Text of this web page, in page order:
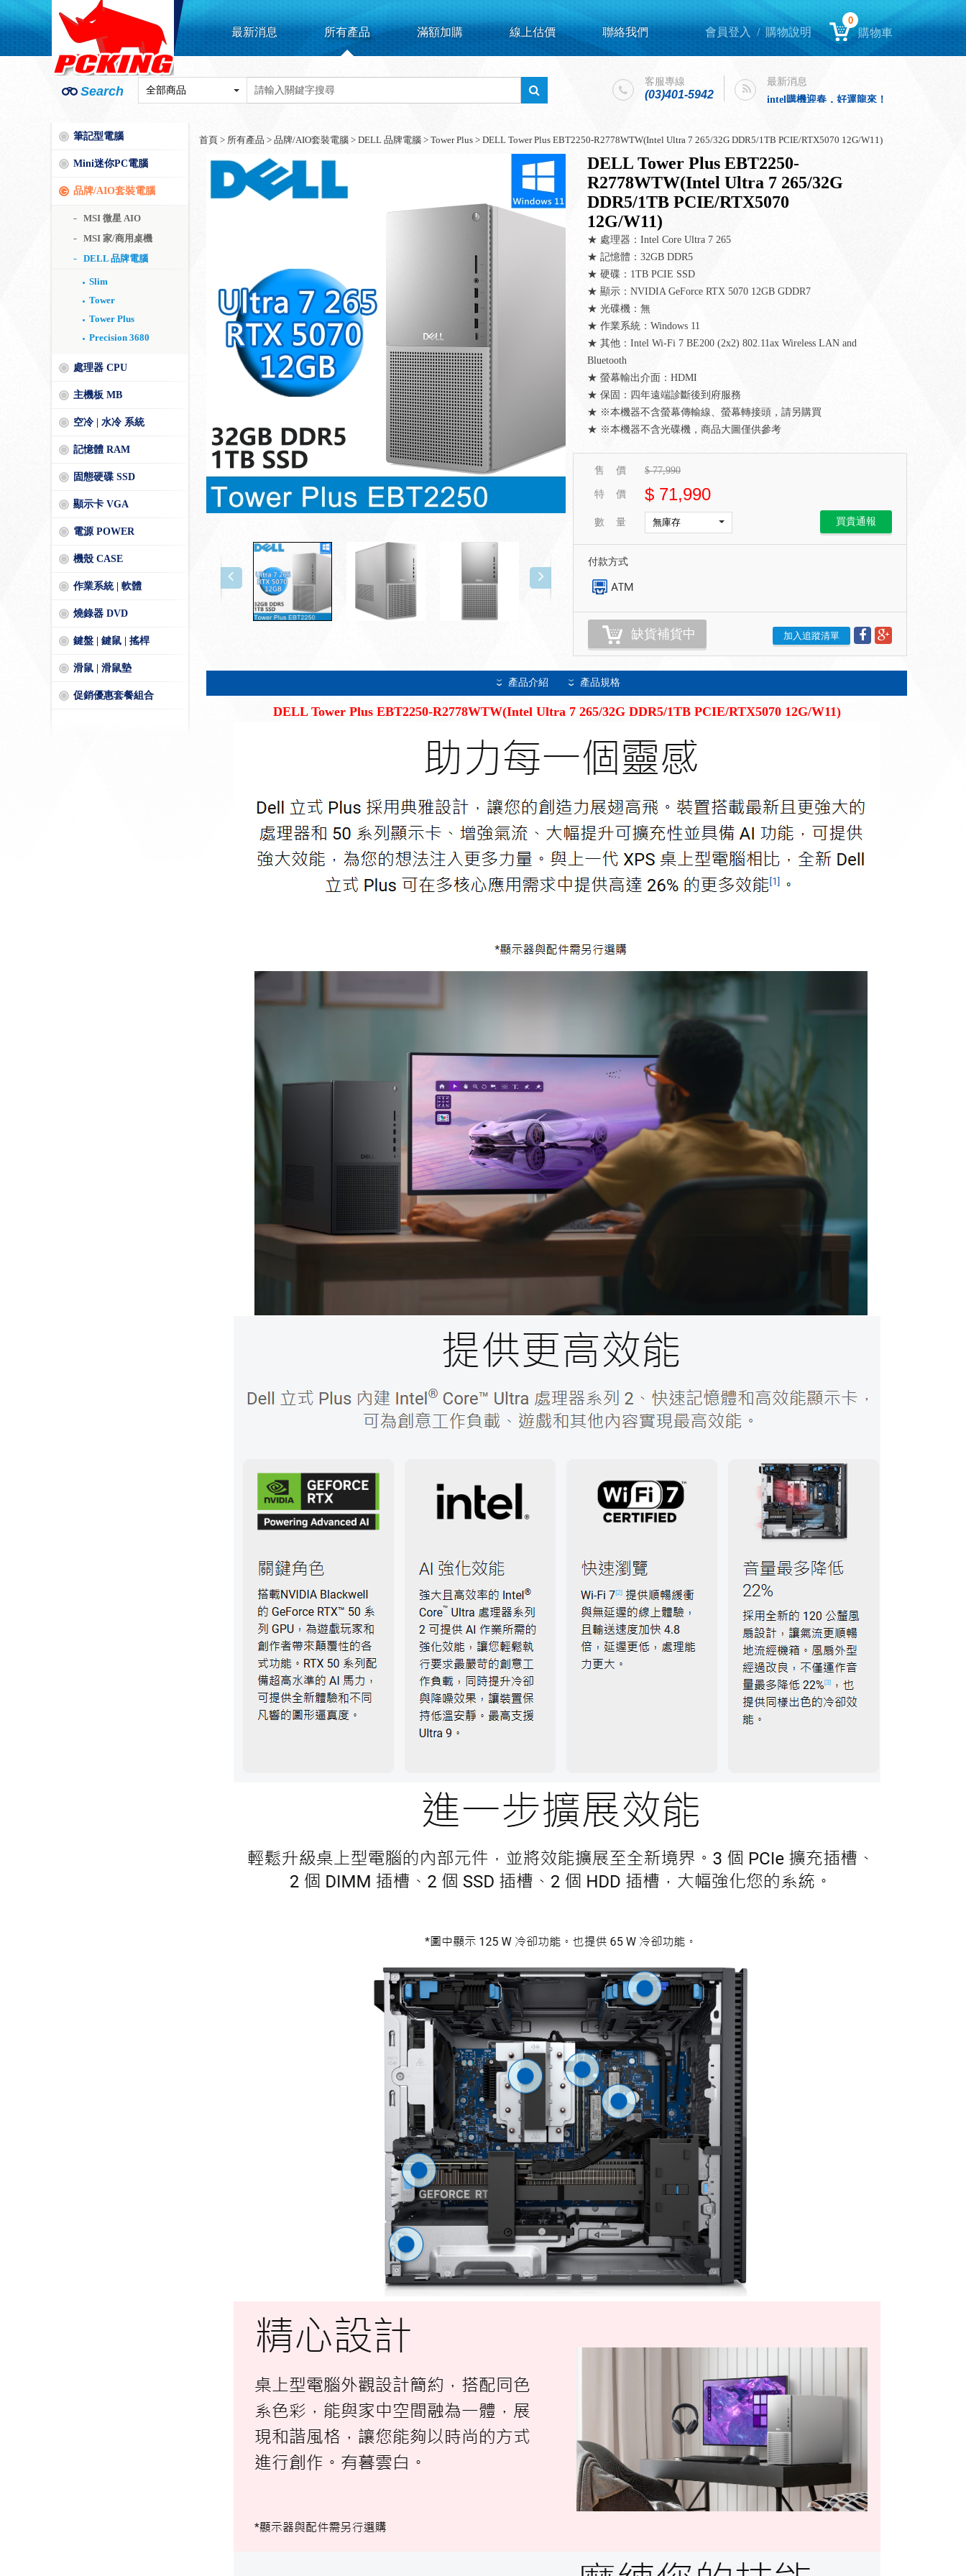
最新消息 所有產品 滿額加購 線上估價 聯絡我們 會員登入 /購物說明
0
購物車
Search
客服專線
(03)401-5942
最新消息
Lenovo Yoga book 9i 開箱
intel購機迎春，好運龍來！
筆記型電腦
Mini迷你PC電腦
品牌/AIO套裝電腦
MSI 微星 AIO
MSI 家/商用桌機
DELL 品牌電腦
Slim
Tower
Tower Plus
Precision 3680
處理器 CPU
主機板 MB
空冷 | 水冷 系統
記憶體 RAM
固態硬碟 SSD
顯示卡 VGA
電源 POWER
機殼 CASE
作業系統 | 軟體
燒錄器 DVD
鍵盤 | 鍵鼠 | 搖桿
滑鼠 | 滑鼠墊
促銷優惠套餐組合
首頁 > 所有產品 > 品牌/AIO套裝電腦 > DELL 品牌電腦 > Tower Plus > DELL Tower Plus EBT2250-R2778WTW(Intel Ultra 7 265/32G DDR5/1TB PCIE/RTX5070 12G/W11)
DELL Tower Plus EBT2250-
R2778WTW(Intel Ultra 7 265/32G
DDR5/1TB PCIE/RTX5070
12G/W11)
★ 處理器：Intel Core Ultra 7 265
★ 記憶體：32GB DDR5
★ 硬碟：1TB PCIE SSD
★ 顯示：NVIDIA GeForce RTX 5070 12GB GDDR7
★ 光碟機：無
★ 作業系統：Windows 11
★ 其他：Intel Wi-Fi 7 BE200 (2x2) 802.11ax Wireless LAN and
Bluetooth
★ 螢幕輸出介面：HDMI
★ 保固：四年遠端診斷後到府服務
★ ※本機器不含螢幕傳輸線、螢幕轉接頭，請另購買
★ ※本機器不含光碟機，商品大圖僅供參考
售 價 $77,990
特 價 $ 71,990
數 量 買貴通報
付款方式
缺貨補貨中 加入追蹤清單
產品介紹 產品規格
DELL Tower Plus EBT2250-R2778WTW(Intel Ultra 7 265/32G DDR5/1TB PCIE/RTX5070 12G/W11)